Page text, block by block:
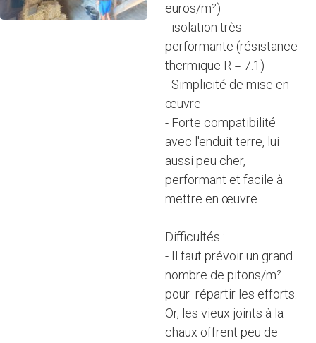
euros/m²)
- isolation très
performante (résistance
thermique R = 7.1)
- Simplicité de mise en
œuvre
- Forte compatibilité
avec l'enduit terre, lui
aussi peu cher,
performant et facile à
mettre en œuvre
Difficultés :
- Il faut prévoir un grand
nombre de pitons/m²
pour répartir les efforts.
Or, les vieux joints à la
chaux offrent peu de